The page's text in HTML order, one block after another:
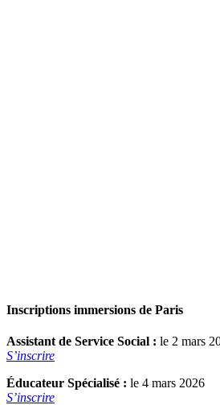
Inscriptions immersions de Paris
Assistant de Service Social : le 2 mars
S’inscrire
Éducateur Spécialisé : le 4 mars 2026
S’inscrire